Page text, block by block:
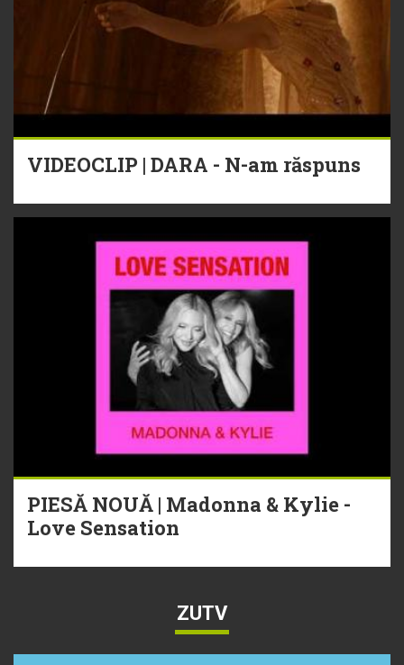
VIDEOCLIP | DARA - N-am răspuns
PIESĂ NOUĂ | Madonna & Kylie -
Love Sensation
ZUTV